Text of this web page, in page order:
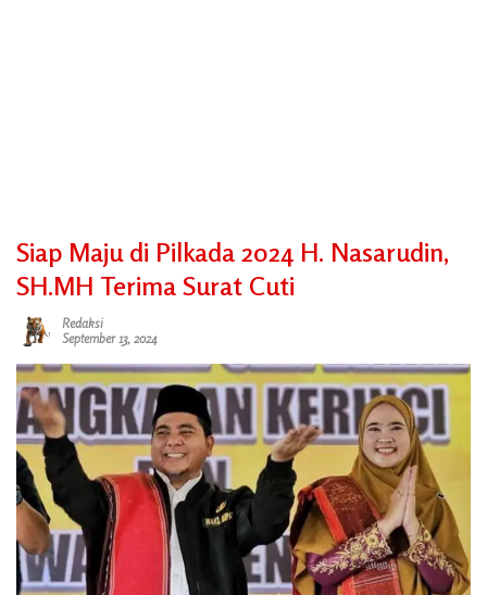
Siap Maju di Pilkada 2024 H. Nasarudin,
SH.MH Terima Surat Cuti
Redaksi
September 13, 2024